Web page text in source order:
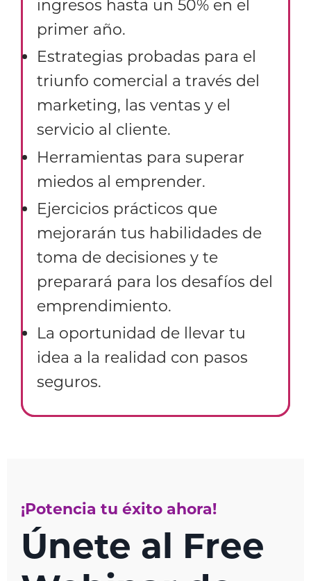
ingresos hasta un 50% en el
primer año.
Estrategias probadas para el
triunfo comercial a través del
marketing, las ventas y el
servicio al cliente.
Herramientas para superar
miedos al emprender.
Ejercicios prácticos que
mejorarán tus habilidades de
toma de decisiones y te
preparará para los desafíos del
emprendimiento.
La oportunidad de llevar tu
idea a la realidad con pasos
seguros.
¡Potencia tu éxito ahora!
Únete al Free